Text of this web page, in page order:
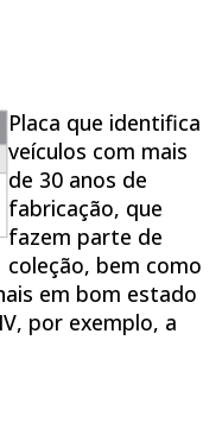
Placa que identifica
veículos com mais
de 30 anos de
fabricação, que
fazem parte de
coleção, bem como
em bom estado
por exemplo, a